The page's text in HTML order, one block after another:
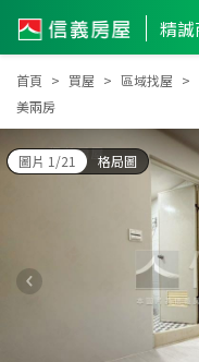
首頁 買屋 區域找屋
美兩房
圖片 1/21 格局圖